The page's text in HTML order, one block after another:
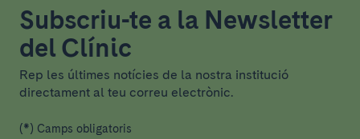
Subscriu-te a la Newsletter
del Clínic
Rep les últimes notícies de la nostra institució
directament al teu correu electrònic.
(*) Camps obligatoris